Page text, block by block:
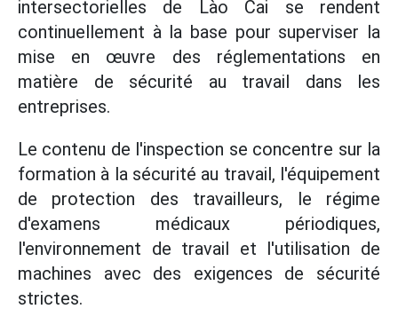
intersectorielles de Lào Cai se rendent
continuellement à la base pour superviser la
mise en œuvre des réglementations en
matière de sécurité au travail dans les
entreprises.
Le contenu de l'inspection se concentre sur la
formation à la sécurité au travail, l'équipement
de protection des travailleurs, le régime
d'examens médicaux périodiques,
l'environnement de travail et l'utilisation de
machines avec des exigences de sécurité
strictes.